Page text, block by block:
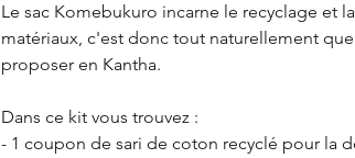
Le sac Komebukuro incarne le recyclage et
matériaux, c'est donc tout naturellement
proposer en Kantha.
Dans ce kit vous trouvez :
- 1 coupon de sari de coton recyclé pour la